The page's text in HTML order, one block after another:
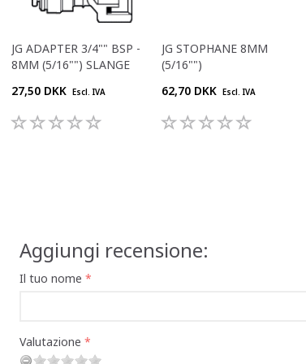
JG ADAPTER 3/4"" BSP -
8MM (5/16"") SLANGE
27,50 DKK
Escl. IVA
JG STOPHANE 8MM
(5/16"")
62,70 DKK
Escl. IVA
Aggiungi recensione:
Il tuo nome
Valutazione